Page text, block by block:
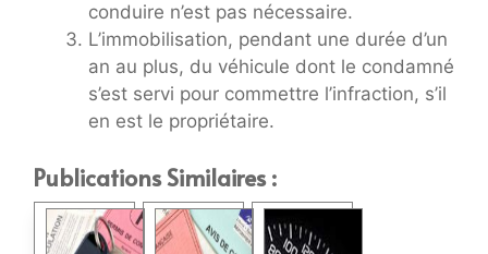
conduire n’est pas nécessaire.
L’immobilisation, pendant une durée d’un
an au plus, du véhicule dont le condamné
s’est servi pour commettre l’infraction, s’il
en est le propriétaire.
Publications Similaires :